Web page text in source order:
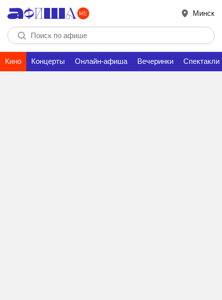
Минск
Кино Концерты Онлайн-афиша Вечеринки Спектакли